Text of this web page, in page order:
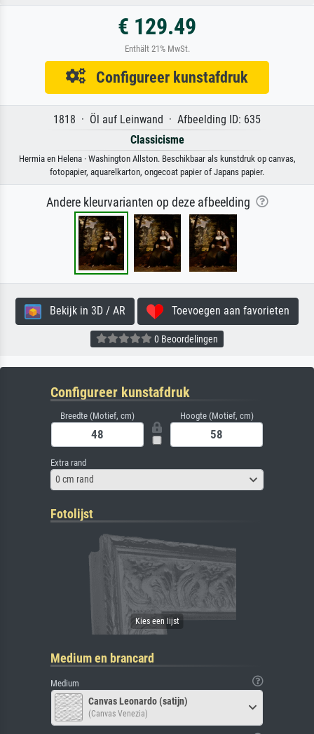
€ 129.49
Enthält 21% MwSt.
Configureer kunstafdruk
1818 · Öl auf Leinwand · Afbeelding ID: 635
Classicisme
Hermia en Helena · Washington Allston. Beschikbaar als kunstdruk op canvas,
fotopapier, aquarelkarton, ongecoat papier of Japans papier.
Andere kleurvarianten op deze afbeelding
Bekijk in 3D / AR Toevoegen aan favorieten
0 Beoordelingen
Configureer kunstafdruk
Breedte (Motief, cm) Hoogte (Motief, cm)
Extra rand
0 cm rand
Fotolijst
Medium en brancard
Medium
Canvas Leonardo (satijn)
(Canvas Venezia)